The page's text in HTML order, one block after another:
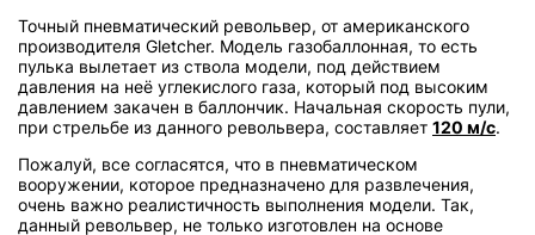
Точный пневматический револьвер, от американского
производителя Gletcher. Модель газобаллонная, то есть
пулька вылетает из ствола модели, под действием
давления на неё углекислого газа, который под высоким
давлением закачен в баллончик. Начальная скорость пули,
при стрельбе из данного револьвера, составляет 120 м/с.
Пожалуй, все согласятся, что в пневматическом
вооружении, которое предназначено для развлечения,
очень важно реалистичность выполнения модели. Так,
данный револьвер, не только изготовлен на основе